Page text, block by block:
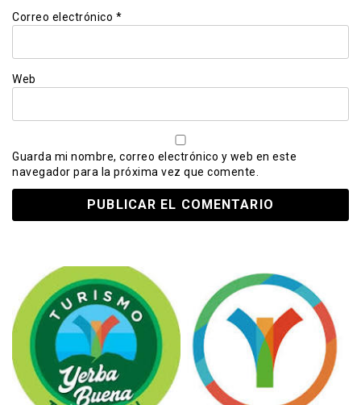
Correo electrónico *
Web
Guarda mi nombre, correo electrónico y web en este
navegador para la próxima vez que comente.